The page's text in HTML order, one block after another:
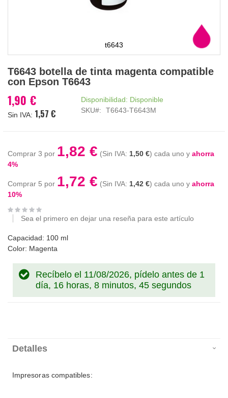
t6643
al
comienzo
la
galería
T6643 botella de tinta magenta compatible
con Epson T6643
1,90 €
1,57 €
Disponibilidad: Disponible
SKU
T6643-T6643M
Comprar 3 por 1,82 € 1,50 € cada uno y ahorra
4%
Comprar 5 por 1,72 € 1,42 € cada uno y ahorra
10%
Sea el primero en dejar una reseña para este artículo
Capacidad: 100 ml
Color: Magenta
Recíbelo el 11/08/2026, pídelo antes de 1
día, 16 horas, 8 minutos, 44 segundos
Detalles
Impresoras compatibles: